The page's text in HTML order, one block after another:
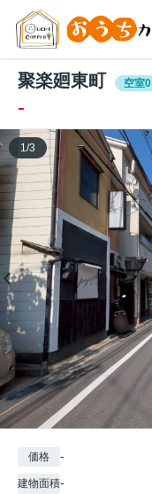
聚楽廻東町 空室0
-
1 /3
価格 -
建物面積-